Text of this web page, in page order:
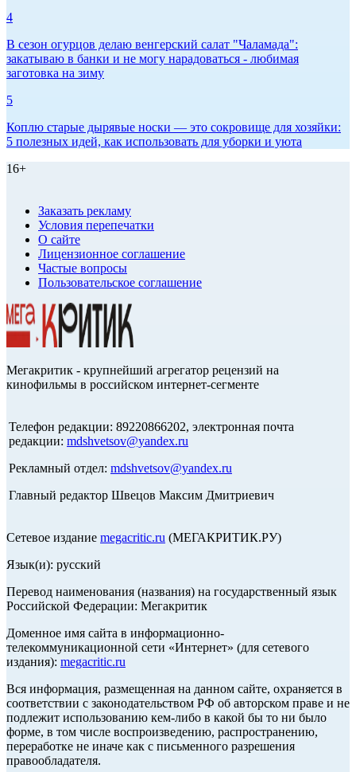
4
В сезон огурцов делаю венгерский салат "Чаламада":
закатываю в банки и не могу нарадоваться - любимая
заготовка на зиму
5
Коплю старые дырявые носки — это сокровище для хозяйки:
5 полезных идей, как использовать для уборки и уюта
16+
Заказать рекламу
Условия перепечатки
О сайте
Лицензионное соглашение
Частые вопросы
Пользовательское соглашение
Мегакритик - крупнейший агрегатор рецензий на
кинофильмы в российском интернет-сегменте
Телефон редакции: 89220866202, электронная почта
редакции: mdshvetsov@yandex.ru
Рекламный отдел: mdshvetsov@yandex.ru
Главный редактор Швецов Максим Дмитриевич
Сетевое издание megacritic.ru (МЕГАКРИТИК.РУ)
Язык(и): русский
Перевод наименования (названия) на государственный язык
Российской Федерации: Мегакритик
Доменное имя сайта в информационно-
телекоммуникационной сети «Интернет» (для сетевого
издания): megacritic.ru
Вся информация, размещенная на данном сайте, охраняется в
соответствии с законодательством РФ об авторском праве и не
подлежит использованию кем-либо в какой бы то ни было
форме, в том числе воспроизведению, распространению,
переработке не иначе как с письменного разрешения
правообладателя.